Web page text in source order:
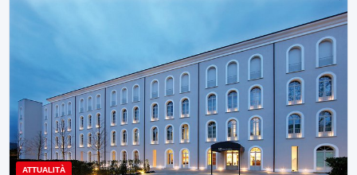
ATTUALITÀ